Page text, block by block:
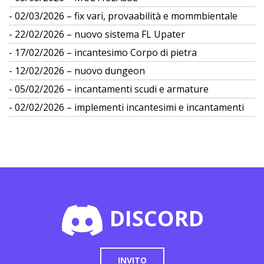
02/03/2026 – fix vari, provaabilità e mommbientale
22/02/2026 – nuovo sistema FL Upater
17/02/2026 – incantesimo Corpo di pietra
12/02/2026 – nuovo dungeon
05/02/2026 – incantamenti scudi e armature
02/02/2026 – implementi incantesimi e incantamenti
DISCORD
INVITO